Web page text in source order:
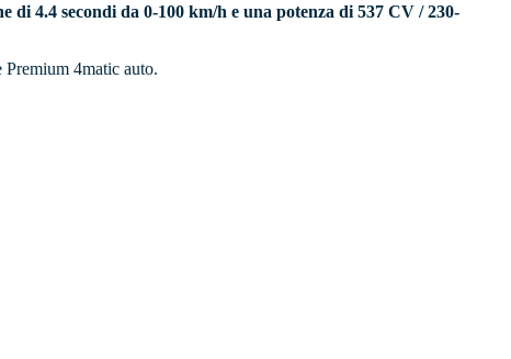
di 4.4 secondi da 0-100 km/h e una potenza di 537 CV / 230-
Premium 4matic auto.